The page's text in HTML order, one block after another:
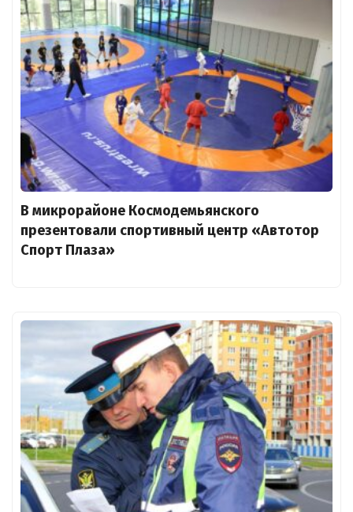
В микрорайоне Космодемьянского
презентовали спортивный центр «Автотор
Спорт Плаза»